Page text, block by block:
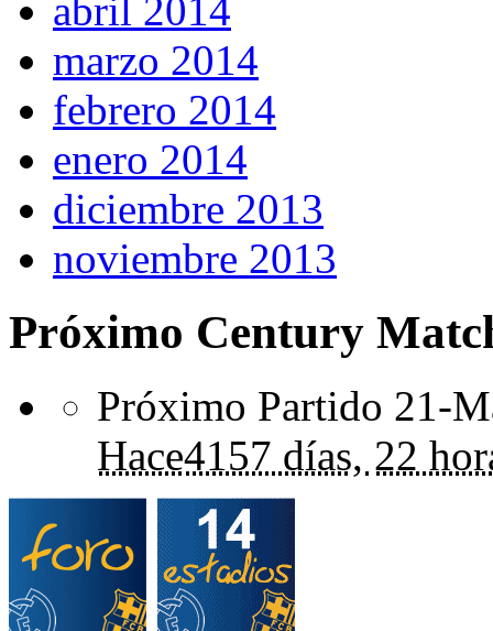
abril 2014
marzo 2014
febrero 2014
enero 2014
diciembre 2013
noviembre 2013
Próximo Century
Próximo Partido 21-
Hace4157 días, 22